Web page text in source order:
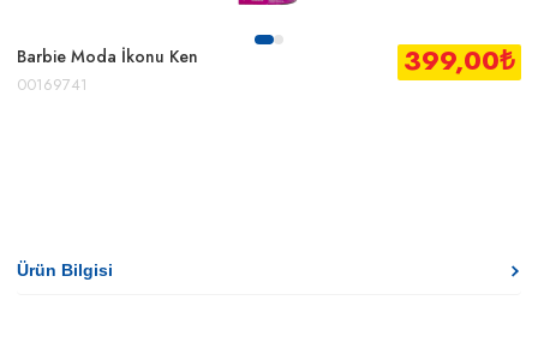
Barbie Moda İkonu Ken
00169741
399,00₺
Ürün Bilgisi